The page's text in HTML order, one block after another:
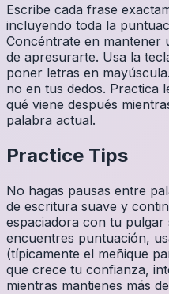
Escribe cada frase
incluyendo toda la
Concéntrate en mantener
de apresurarte. Usa la
poner letras en
no en tus dedos. Practica
qué viene después
palabra actual.
Practice Tips
No hagas pausas entre
de escritura suave y
espaciadora con tu pulgar
encuentres puntuación,
(típicamente el meñique
que crece tu confianza,
mientras mantienes más